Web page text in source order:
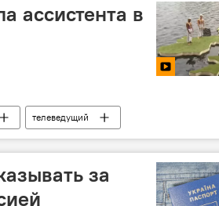
ассистента в
телеведущий
за